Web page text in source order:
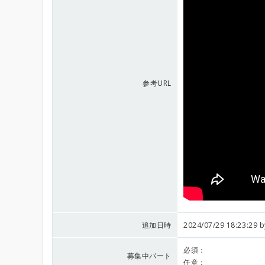
参考URL
追加日時 2024/07/29 18:23:29
募集中パート
必須：
任意：